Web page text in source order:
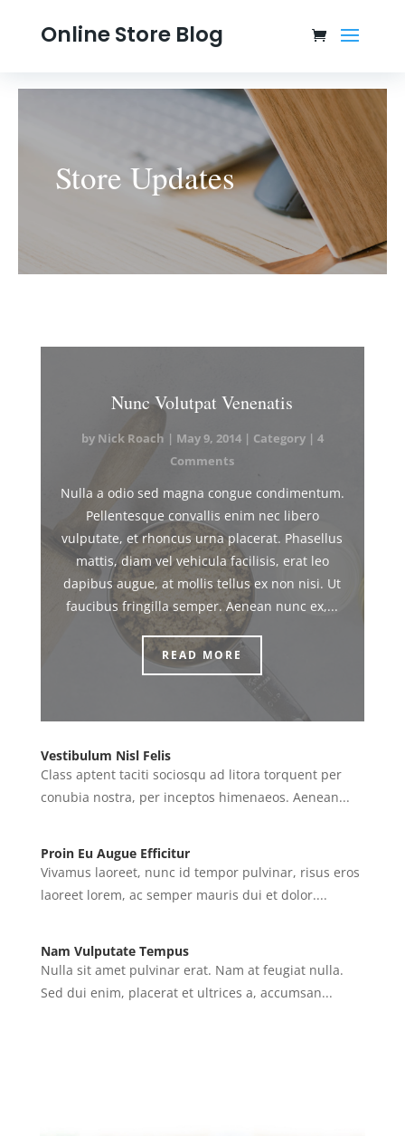
Online Store Blog
Store Updates
Nunc Volutpat Venenatis
by Nick Roach | May 9, 2014| Category| 4
Comments
Nulla a odio sed magna congue condimentum.
Pellentesque convallis enim nec libero
vulputate, et rhoncus urna placerat. Phasellus
mattis, diam vel vehicula facilisis, erat leo
dapibus augue, at mollis tellus ex non nisi. Ut
faucibus fringilla semper. Aenean nunc ex,...
READ MORE
Vestibulum Nisl Felis
Class aptent taciti sociosqu ad litora torquent per
conubia nostra, per inceptos himenaeos. Aenean...
Proin Eu Augue Efficitur
Vivamus laoreet, nunc id tempor pulvinar, risus eros
laoreet lorem, ac semper mauris dui et dolor....
Nam Vulputate Tempus
Nulla sit amet pulvinar erat. Nam at feugiat nulla.
Sed dui enim, placerat et ultrices a, accumsan...